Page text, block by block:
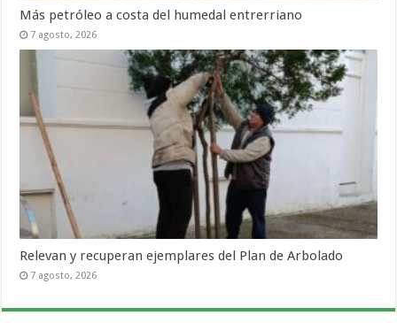
Más petróleo a costa del humedal entrerriano
7 agosto, 2026
Relevan y recuperan ejemplares del Plan de Arbolado
7 agosto, 2026